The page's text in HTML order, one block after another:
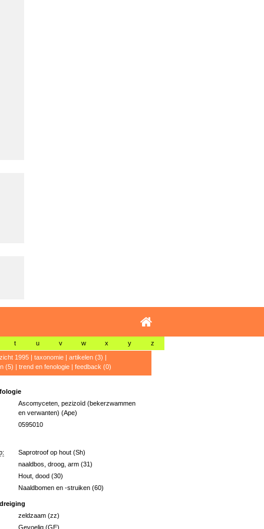
t u v w x y z
1995| taxonomie| artikelen (3) |
(5) | trend en fenologie| feedback (0)
Ascomyceten, pezizoïd (bekerzwammen
en verwanten) (Ape)
0595010
Saprotroof op hout (Sh)
naaldbos, droog, arm (31)
Hout, dood (30)
Naaldbomen en -struiken (60)
zeldzaam (zz)
Gevoelig (GE)